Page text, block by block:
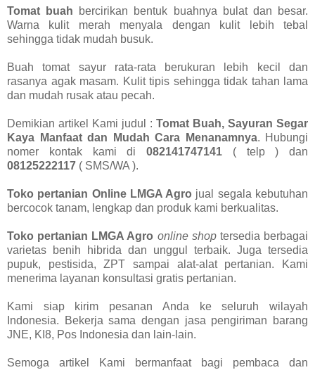
Tomat buah bercirikan bentuk buahnya bulat dan besar.
Warna kulit merah menyala dengan kulit lebih tebal
sehingga tidak mudah busuk.
Buah tomat sayur rata-rata berukuran lebih kecil dan
rasanya agak masam. Kulit tipis sehingga tidak tahan lama
dan mudah rusak atau pecah.
Demikian artikel Kami judul : Tomat Buah, Sayuran Segar
Kaya Manfaat dan Mudah Cara Menanamnya. Hubungi
nomer kontak kami di 082141747141 ( telp ) dan
08125222117 ( SMS/WA ).
Toko pertanian Online LMGA Agro jual segala kebutuhan
bercocok tanam, lengkap dan produk kami berkualitas.
Toko pertanian LMGA Agro online shop tersedia berbagai
varietas benih hibrida dan unggul terbaik. Juga tersedia
pupuk, pestisida, ZPT sampai alat-alat pertanian. Kami
menerima layanan konsultasi gratis pertanian.
Kami siap kirim pesanan Anda ke seluruh wilayah
Indonesia. Bekerja sama dengan jasa pengiriman barang
JNE, KI8, Pos Indonesia dan lain-lain.
Semoga artikel Kami bermanfaat bagi pembaca dan